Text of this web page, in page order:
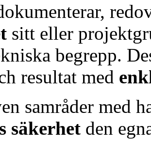
sitt eller
begrepp.
resultat med
samråder med
säkerhet den